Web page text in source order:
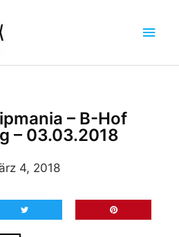
– B-Hof
– 03.03.2018
4, 2018